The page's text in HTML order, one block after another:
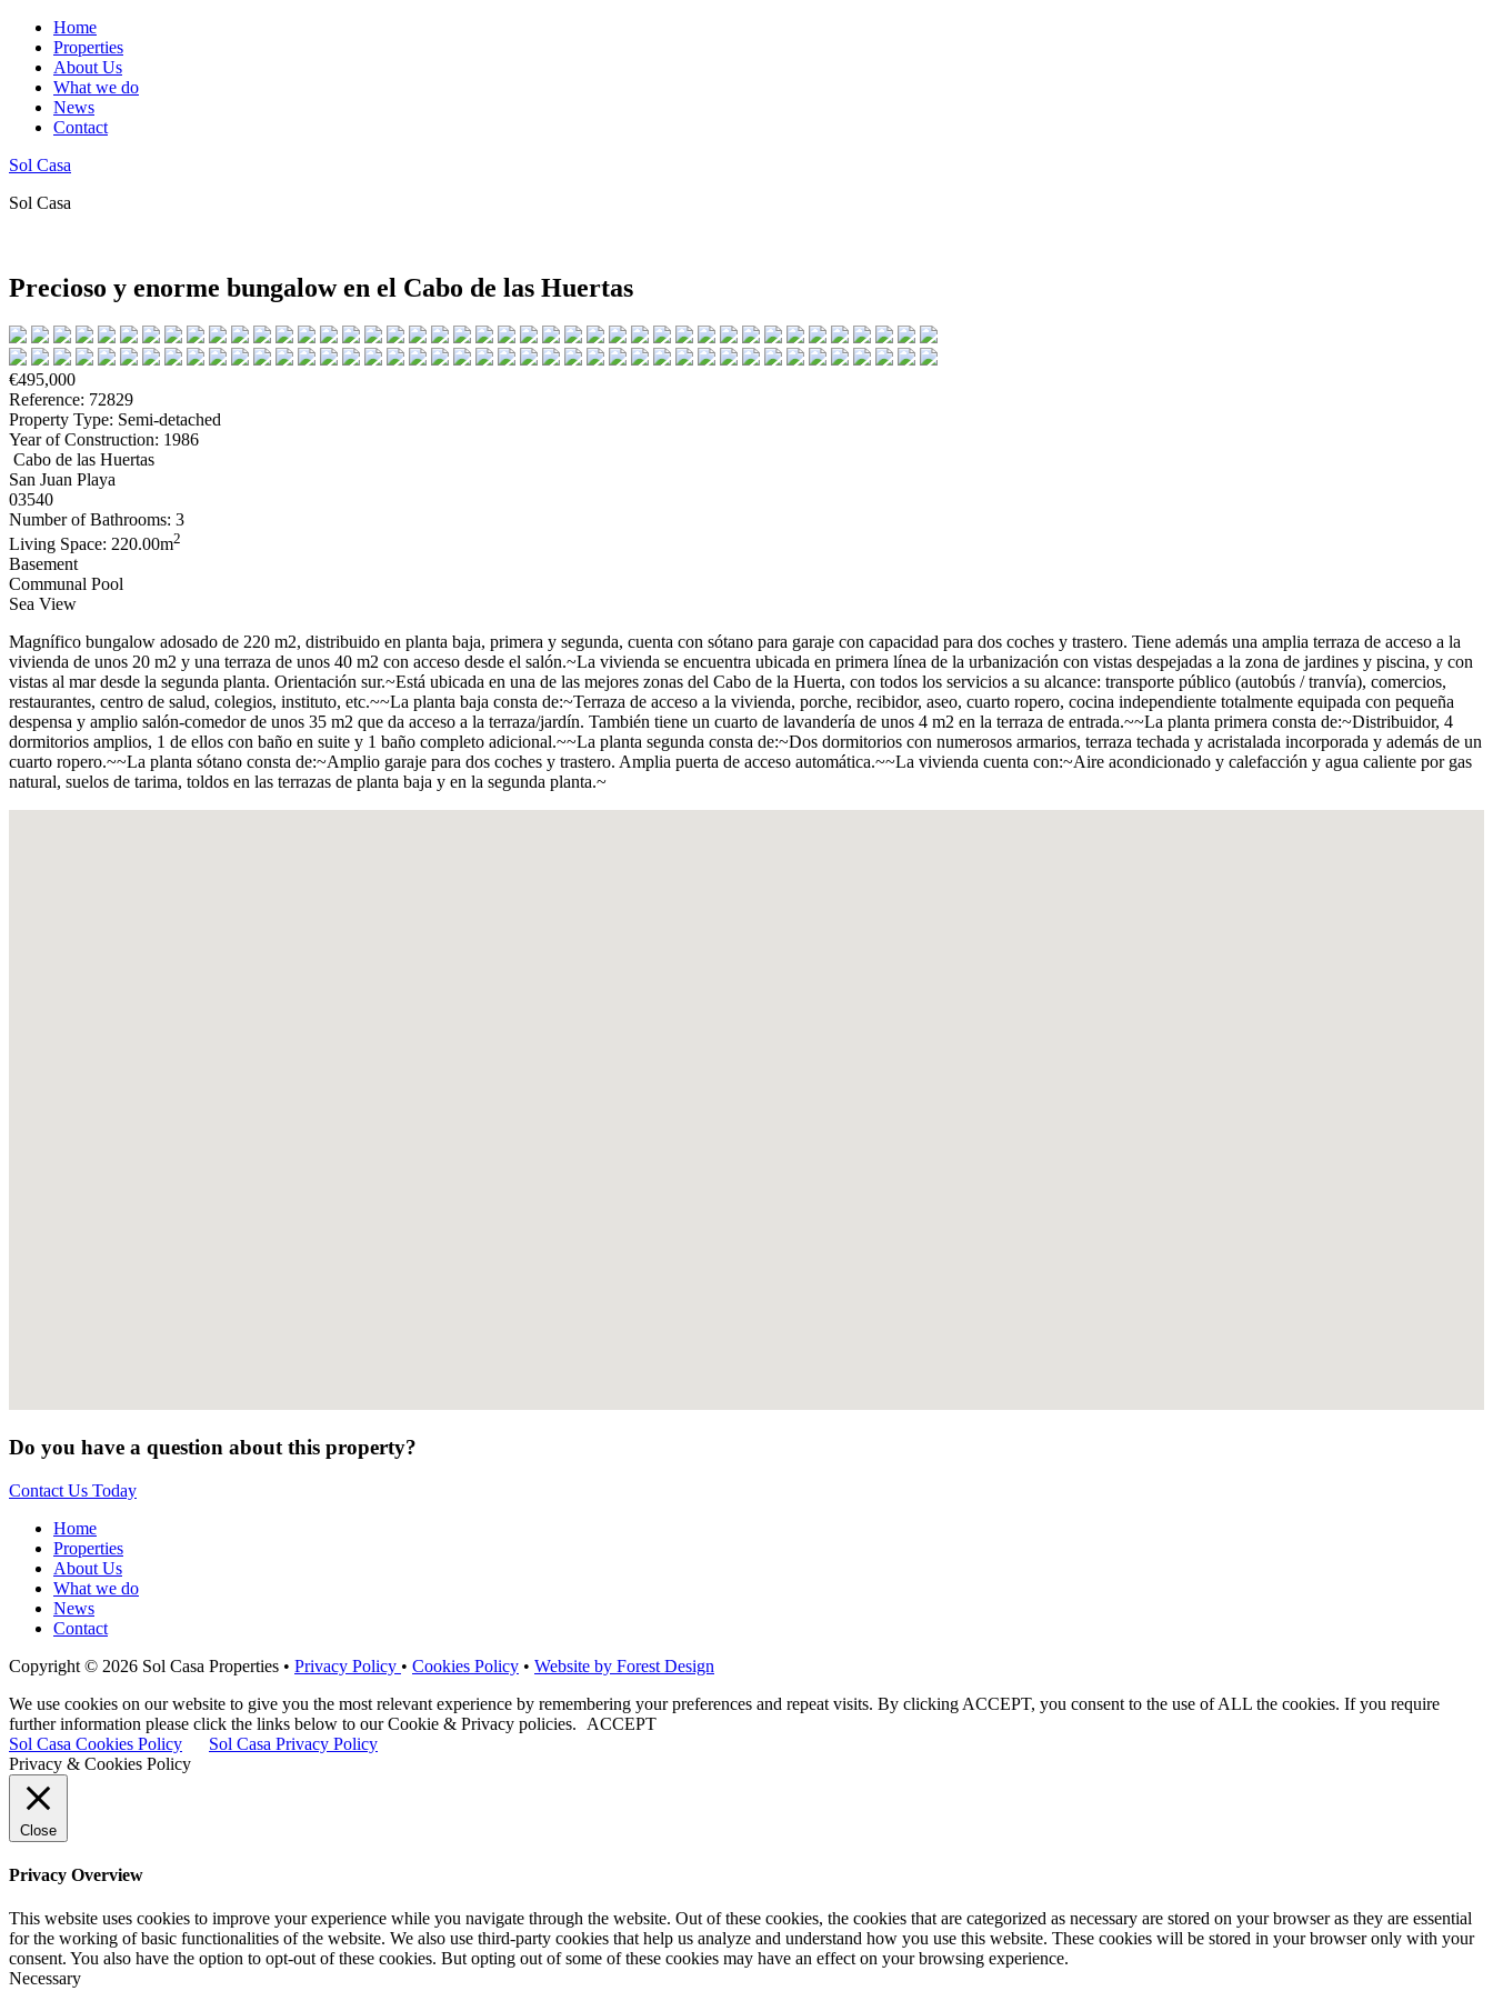
Home
Properties
About Us
What we do
News
Contact
Sol Casa
Sol Casa
Precioso y enorme bungalow en el Cabo de las Huertas
€495,000
Reference: 72829
Property Type: Semi-detached
Year of Construction: 1986
Cabo de las Huertas
San Juan Playa
03540
Number of Bathrooms: 3
Living Space: 220.00m2
Basement
Communal Pool
Sea View
Magnífico bungalow adosado de 220 m2, distribuido en planta baja, primera y segunda, cuenta con sótano para garaje con capacidad para dos coches y trastero. Tiene además una amplia terraza de acceso a la
vivienda de unos 20 m2 y una terraza de unos 40 m2 con acceso desde el salón.~La vivienda se encuentra ubicada en primera línea de la urbanización con vistas despejadas a la zona de jardines y piscina, y con
vistas al mar desde la segunda planta. Orientación sur.~Está ubicada en una de las mejores zonas del Cabo de la Huerta, con todos los servicios a su alcance: transporte público (autobús / tranvía), comercios,
restaurantes, centro de salud, colegios, instituto, etc.~~La planta baja consta de:~Terraza de acceso a la vivienda, porche, recibidor, aseo, cuarto ropero, cocina independiente totalmente equipada con pequeña
despensa y amplio salón-comedor de unos 35 m2 que da acceso a la terraza/jardín. También tiene un cuarto de lavandería de unos 4 m2 en la terraza de entrada.~~La planta primera consta de:~Distribuidor, 4
dormitorios amplios, 1 de ellos con baño en suite y 1 baño completo adicional.~~La planta segunda consta de:~Dos dormitorios con numerosos armarios, terraza techada y acristalada incorporada y además de un
cuarto ropero.~~La planta sótano consta de:~Amplio garaje para dos coches y trastero. Amplia puerta de acceso automática.~~La vivienda cuenta con:~Aire acondicionado y calefacción y agua caliente por gas
natural, suelos de tarima, toldos en las terrazas de planta baja y en la segunda planta.~
Do you have a question about this property?
Contact Us Today
Home
Properties
About Us
What we do
News
Contact
Copyright © 2026 Sol Casa Properties • Privacy Policy • Cookies Policy • Website by Forest Design
We use cookies on our website to give you the most relevant experience by remembering your preferences and repeat visits. By clicking ACCEPT, you consent to the use of ALL the cookies. If you require
further information please click the links below to our Cookie & Privacy policies.
ACCEPT
Sol Casa Cookies Policy
Sol Casa Privacy Policy
Privacy & Cookies Policy
Close
Privacy Overview
This website uses cookies to improve your experience while you navigate through the website. Out of these cookies, the cookies that are categorized as necessary are stored on your browser as they are essential
for the working of basic functionalities of the website. We also use third-party cookies that help us analyze and understand how you use this website. These cookies will be stored in your browser only with your
consent. You also have the option to opt-out of these cookies. But opting out of some of these cookies may have an effect on your browsing experience.
Necessary